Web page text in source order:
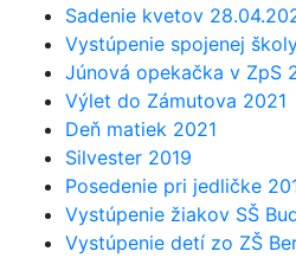
Sadenie kvetov
Vystúpenie spojenej
Júnová opekačka v ZpS
Výlet do Zámutova 2021
Deň matiek 2021
Silvester 2019
Posedenie pri jedličke
Vystúpenie žiakov SŠ
Vystúpenie detí zo ZŠ